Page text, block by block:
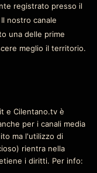
registrato presso il
nostro canale
una delle prime
meglio il territorio.
e Cilentano.tv è
per i canali media
ma l'utilizzo di
rientra nella
i diritti. Per info: